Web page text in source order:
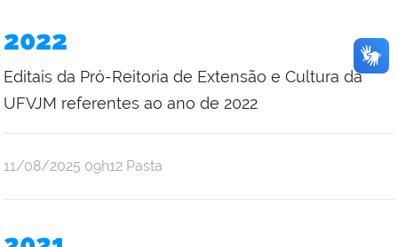
2022
Editais da Pró-Reitoria de Extensão e Cultura da
UFVJM referentes ao ano de 2022
publicado
11/08/2025 09h12 Pasta